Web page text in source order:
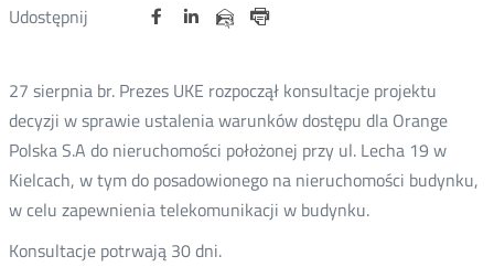
Udostępnij
Udostępnij
Otwórz Udostępnij
na
OtwórzUdostępnij
na
OtwórzUdostępnij
przez
27 sierpnia br. Prezes UKE rozpoczął konsultacje projektu
decyzji w sprawie ustalenia warunków dostępu dla Orange
Polska S.A do nieruchomości położonej przy ul. Lecha 19 w
Kielcach, w tym do posadowionego na nieruchomości budynku,
w celu zapewnienia telekomunikacji w budynku.
Konsultacje potrwają 30 dni.